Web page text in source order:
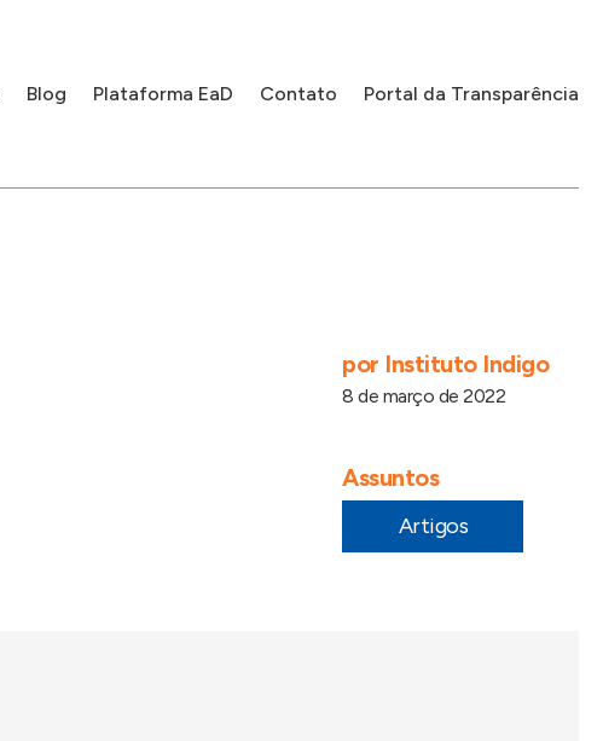
Blog Plataforma EaD Contato Portal da Transparência
por Instituto Indigo
8 de março de 2022
Assuntos
Artigos